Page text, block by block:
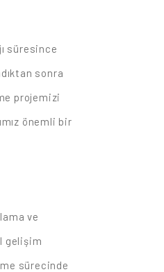
süresince
sonra
projemizi
önemli bir
ve
gelişim
sürecinde